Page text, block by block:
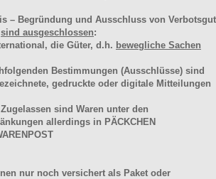
– Begründung und Ausschluss von Verbotsgut
sind ausgeschlossen:
die Güter, d.h. bewegliche Sachen
Bestimmungen (Ausschlüsse) sind
gedruckte oder digitale Mitteilungen
sind Waren unter den
allerdings in PÄCKCHEN
nur noch versichert als Paket oder